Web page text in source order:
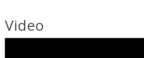
Video